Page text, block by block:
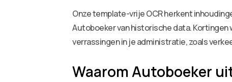
Onze template-vrije OCR herkent
Autoboeker van historische data.
verrassingen in je administratie, zoals
Waarom Autoboeker